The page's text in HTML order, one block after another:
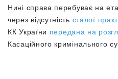
Нині справа перебуває на
через відсутність сталої
КК України передана на
Касаційного кримінального